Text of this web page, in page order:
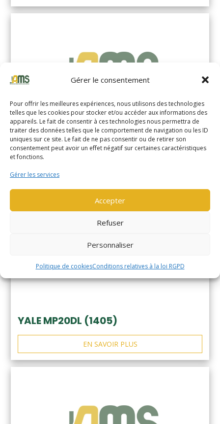
Gérer le consentement
Pour offrir les meilleures expériences, nous utilisons des technologies
telles que les cookies pour stocker et/ou accéder aux informations des
appareils. Le fait de consentir à ces technologies nous permettra de
traiter des données telles que le comportement de navigation ou les ID
uniques sur ce site. Le fait de ne pas consentir ou de retirer son
consentement peut avoir un effet négatif sur certaines caractéristiques
et fonctions.
Gérer les services
Accepter
Refuser
Personnaliser
Politique de cookiesConditions relatives à la loi RGPD
YALE MS14XIL (2510)
YALE MP20DL (1405)
EN SAVOIR PLUS